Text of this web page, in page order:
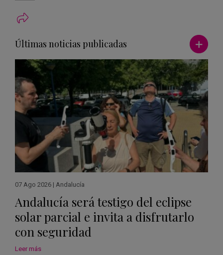
Últimas noticias publicadas Ver más
07 Ago 2026 | Andalucía
Andalucía será testigo del eclipse
solar parcial e invita a disfrutarlo
con seguridad
Leer más